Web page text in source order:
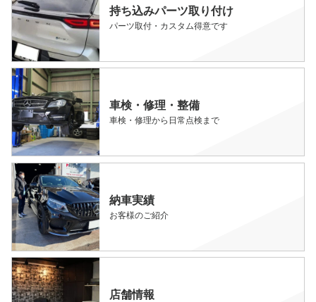
持ち込みパーツ取り付け
パーツ取付・カスタム得意です
車検・修理・整備
車検・修理から日常点検まで
納車実績
お客様のご紹介
店舗情報